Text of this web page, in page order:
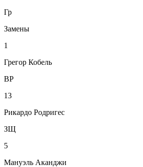
Гр
Замены
1
Грегор Кобель
ВР
13
Рикардо Родригес
ЗЩ
5
Мануэль Аканджи